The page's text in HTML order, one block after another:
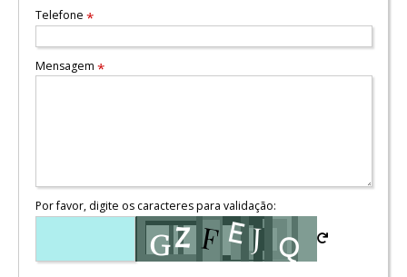
Telefone *
Mensagem *
Por favor, digite os caracteres para validação: